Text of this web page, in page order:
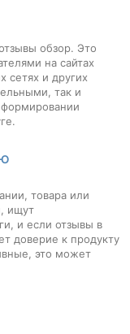
обзор. Это
на сайтах
сетях и других
так и
товара или
ищут
и если отзывы в
доверие к продукту
это может